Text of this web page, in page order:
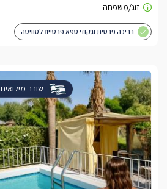
בריכה פרטית וגקוזי ספא פרטיים לסוויטה
שובר מילואים